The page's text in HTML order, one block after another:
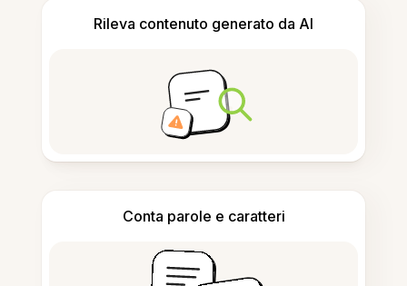
Rileva contenuto generato da AI
Conta parole e caratteri